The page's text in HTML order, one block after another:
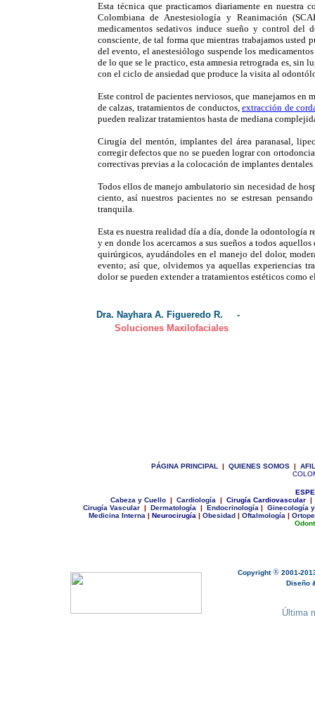
Esta técnica que practicamos diariamente en nuestra
Colombiana de Anestesiología y Reanimación
medicamentos sedativos induce sueño y control del
consciente, de tal forma que mientras trabajamos
del evento, el anestesiólogo suspende los
de lo que se le practico, esta amnesia retrograda es, sin
con el ciclo de ansiedad que produce la visita al
Este control de pacientes nerviosos, que manejamos
de calzas, tratamientos de conductos, extracción de
pueden realizar tratamientos hasta de mediana
Cirugía del mentón, implantes del área paranasal,
corregir defectos que no se pueden lograr con
correctivas previas a la colocación de implantes
Todos ellos de manejo ambulatorio sin necesidad de
ciento, así nuestros pacientes no se estresan
tranquila.
Esta es nuestra realidad día a día, donde la odontología
y en donde los acercamos a sus sueños a todos
quirúrgicos, ayudándoles en el manejo del dolor,
evento; así que, olvidemos ya aquellas experiencias
dolor se pueden extender a tratamientos estéticos como
Dra. Nayhara A.
Soluciones Maxilofaciales
PÁGINA PRINCIPAL | QUIENES SOMOS | A
Cabeza y Cuello | Cardiología | Cirugía Cardiovascular |
Cirugía Vascular | Dermatología | Endocrinología | Ginecología
Medicina Interna | Neurocirugía | Obesidad | Oftalmología |
Copyright® 2001-
Diseño &
Última